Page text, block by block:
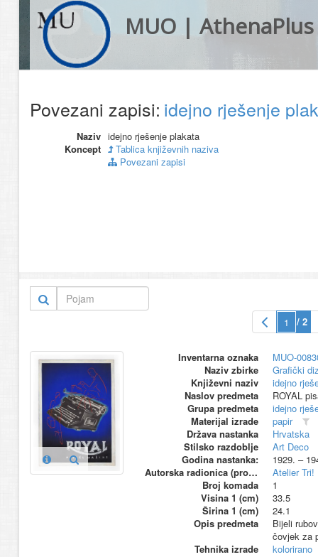
MUO | AthenaPlus
Povezani zapisi: idejno rješenje
Naziv idejno rješenje plakata
Koncept
Tablica književnih naziva
Povezani zapisi
/ 2
Inventarna oznaka
MUO-
Naziv zbirke
Grafički
Književni naziv
idejno
Naslov predmeta
ROYAL
Grupa predmeta
idejno
Materijal izrade
papir
Država nastanka
Hrvatska
Stilsko razdoblje
Art Deco
Godina nastanka:
1929. –
Autorska radionica (proizvođač)
Atelier Tri!
Broj komada
1
Visina 1 (cm)
33.5
Širina 1 (cm)
24.1
Opis predmeta
Bijeli
čovjek za
Tehnika izrade
kolorirano